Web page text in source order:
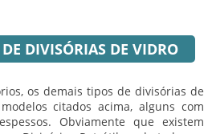
DIVISÓRIAS DE VIDRO
os demais tipos de divisórias de
citados acima, alguns com
Obviamente que existem